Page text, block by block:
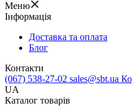
Меню
Iнформація
Доставка та оплата
Блог
Контакти
(067) 538-27-02 sales@sbt.ua
UA
Каталог товарів